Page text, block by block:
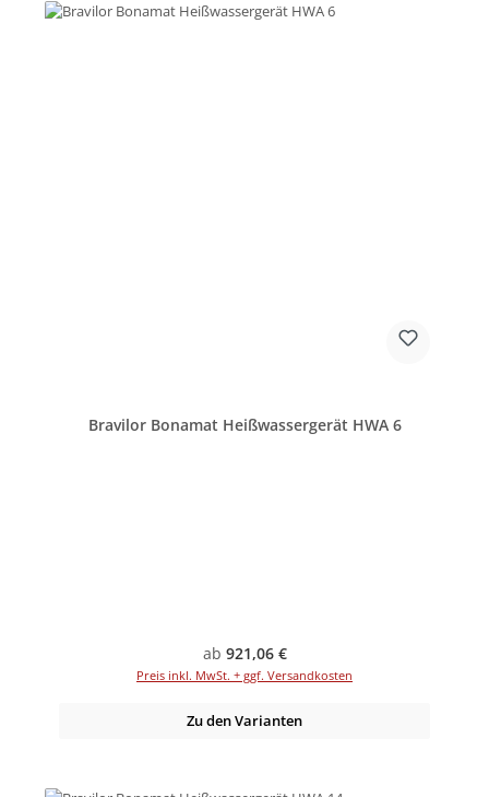
Bravilor Bonamat Heißwassergerät HWA 6
Regulärer Preis:
ab 921,06 €
Preis inkl. MwSt. + ggf. Versandkosten
Zu den Varianten